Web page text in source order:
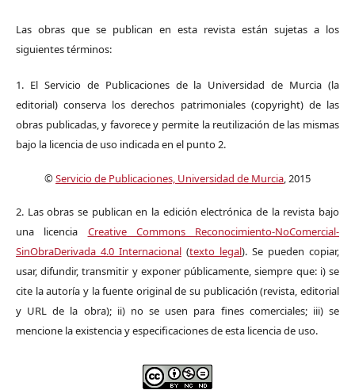
Las obras que se publican en esta revista están sujetas a los
siguientes términos:
1. El Servicio de Publicaciones de la Universidad de Murcia (la
editorial) conserva los derechos patrimoniales (copyright) de las
obras publicadas, y favorece y permite la reutilización de las mismas
bajo la licencia de uso indicada en el punto 2.
©Servicio de Publicaciones, Universidad de Murcia, 2015
2. Las obras se publican en la edición electrónica de la revista bajo
una licencia Creative Commons Reconocimiento-NoComercial-
SinObraDerivada 4.0 Internacional (texto legal). Se pueden copiar,
usar, difundir, transmitir y exponer públicamente, siempre que: i) se
cite la autoría y la fuente original de su publicación (revista, editorial
y URL de la obra); ii) no se usen para fines comerciales; iii) se
mencione la existencia y especificaciones de esta licencia de uso.